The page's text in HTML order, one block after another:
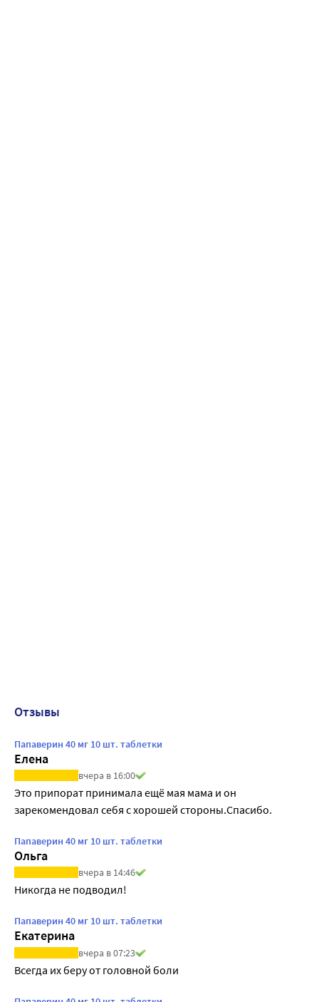
Отзывы
Папаверин 40 мг 10 шт. таблетки
Елена
вчера в 16:00
Это припорат принимала ещё мая мама и он
зарекомендовал себя с хорошей стороны.Спасибо.
Папаверин 40 мг 10 шт. таблетки
Ольга
вчера в 14:46
Никогда не подводил!
Папаверин 40 мг 10 шт. таблетки
Екатерина
вчера в 07:23
Всегда их беру от головной боли